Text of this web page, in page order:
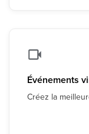
Événements
Créez la